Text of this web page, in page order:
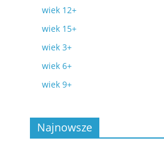
wiek 12+
wiek 15+
wiek 3+
wiek 6+
wiek 9+
Najnowsze